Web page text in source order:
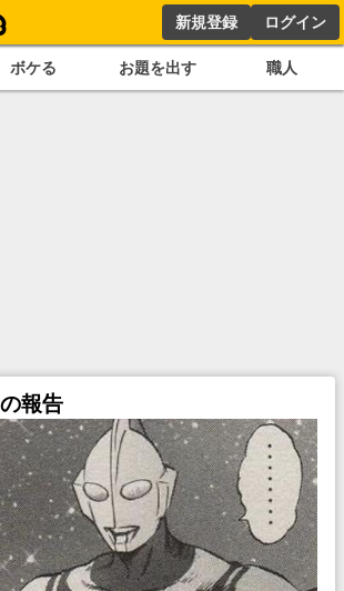
新規登録 ログイン
ボケる お題を出す 職人
報告